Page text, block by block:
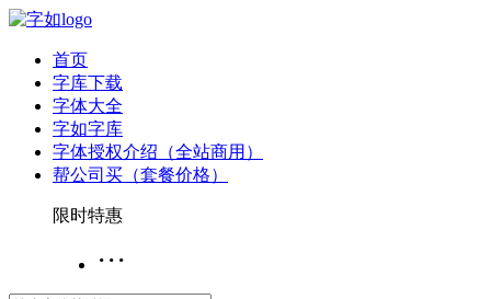
首页
字库下载
字体大全
字如字库
字体授权介绍（全站商用）
帮公司买（套餐价格）
限时特惠
···